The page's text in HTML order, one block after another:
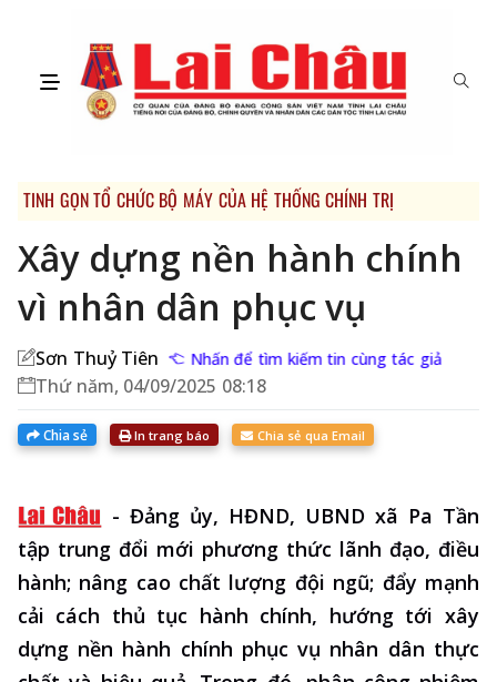
TINH GỌN TỔ CHỨC BỘ MÁY CỦA HỆ THỐNG CHÍNH TRỊ
Xây dựng nền hành chính
vì nhân dân phục vụ
Sơn Thuỷ Tiên Nhấn để tìm kiếm tin cùng tác giả
Thứ năm, 04/09/2025 08:18
Chia sẻ In trang báo Chia sẻ qua Email
- Đảng ủy, HĐND, UBND xã Pa Tần
tập trung đổi mới phương thức lãnh đạo, điều
hành; nâng cao chất lượng đội ngũ; đẩy mạnh
cải cách thủ tục hành chính, hướng tới xây
dựng nền hành chính phục vụ nhân dân thực